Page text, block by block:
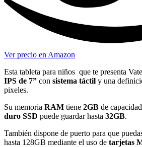
Ver precio en Amazon
Esta tableta para niños que te presenta
IPS de 7” con sistema táctil y una
pixeles.
Su memoria RAM tiene 2GB de
duro SSD puede guardar hasta 32GB.
También dispone de puerto para que
hasta 128GB mediante el uso de tarjetas